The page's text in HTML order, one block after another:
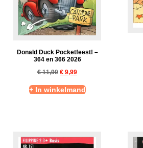
Donald Duck Pocketfeest! –
364 en 366 2026
€11,90 € 9,99
+ In winkelmand